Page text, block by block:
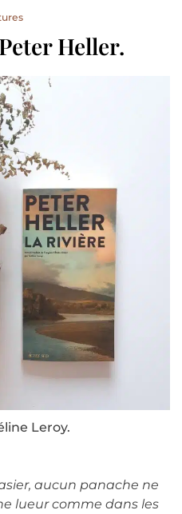
Heller.
Leroy.
aucun panache ne
lueur comme dans les